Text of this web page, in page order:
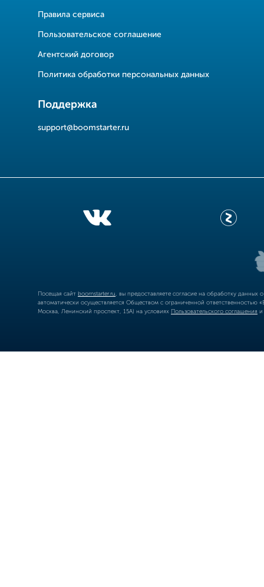
Правила сервиса
Пользовательское соглашение
Агентский договор
Политика обработки персональных данных
Поддержка
support@boomstarter.ru
Посещая сайт boomstarter.ru , вы предоставляете согласие на обработку
автоматически осуществляется Обществом с ограниченной
Москва, Ленинский проспект, 15А) на условиях Пользовательского соглашения и